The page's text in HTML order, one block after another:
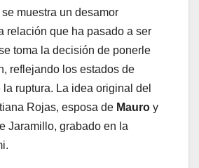
muestra un desamor
relación que ha pasado a ser
toma la decisión de ponerle
reflejando los estados de
ruptura. La idea original del
Rojas, esposa de Mauro y
Jaramillo, grabado en la